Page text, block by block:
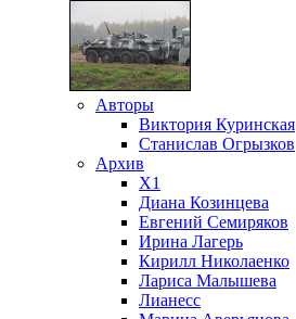
Авторы
Виктория Куринская
Станислав Огрызков
Архив
X1
Диана Козинцева
Евгений Семиряков
Ирина Лагерь
Кирилл Николаенко
Лариса Малышева
Лианесс